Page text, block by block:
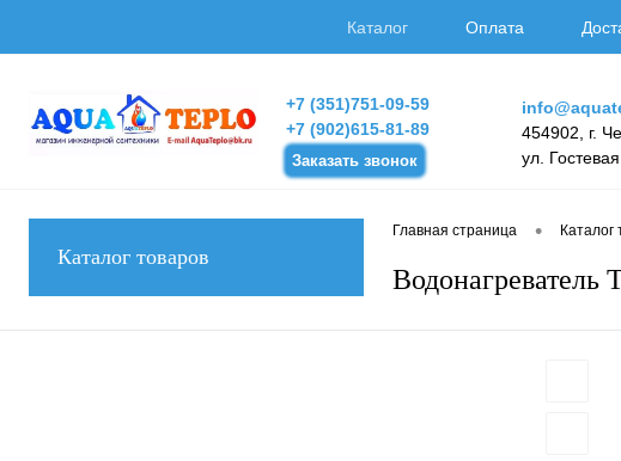
Каталог Оплата
+7 (351)751-09-59
+7 (902)615-81-89
Заказать звонок
454902, г.
ул.
Каталог товаров
Главная страница • Каталог